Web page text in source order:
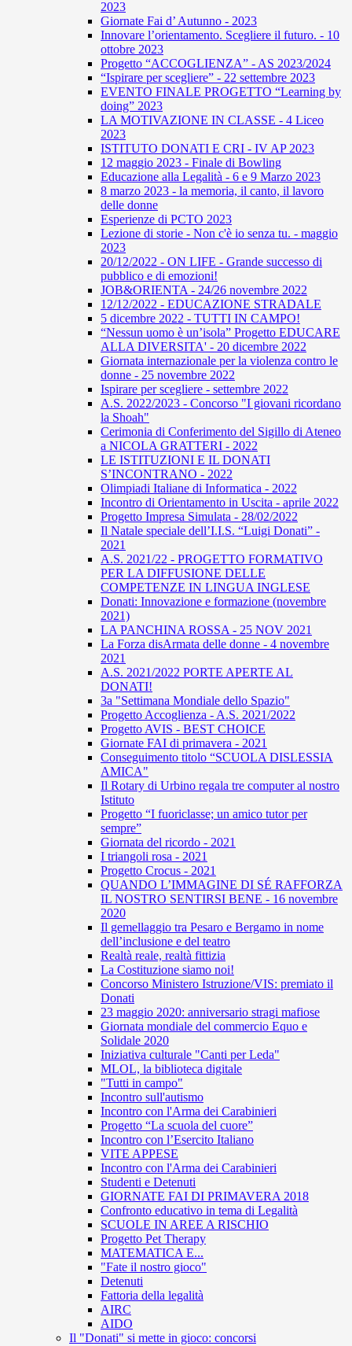
2023
Giornate Fai d’ Autunno - 2023
Innovare l’orientamento. Scegliere il futuro. - 10
ottobre 2023
Progetto “ACCOGLIENZA” - AS 2023/2024
“Ispirare per scegliere” - 22 settembre 2023
EVENTO FINALE PROGETTO “Learning by
doing” 2023
LA MOTIVAZIONE IN CLASSE - 4 Liceo
2023
ISTITUTO DONATI E CRI - IV AP 2023
12 maggio 2023 - Finale di Bowling
Educazione alla Legalità - 6 e 9 Marzo 2023
8 marzo 2023 - la memoria, il canto, il lavoro
delle donne
Esperienze di PCTO 2023
Lezione di storie - Non c'è io senza tu. - maggio
2023
20/12/2022 - ON LIFE - Grande successo di
pubblico e di emozioni!
JOB&ORIENTA - 24/26 novembre 2022
12/12/2022 - EDUCAZIONE STRADALE
5 dicembre 2022 - TUTTI IN CAMPO!
“Nessun uomo è un’isola” Progetto EDUCARE
ALLA DIVERSITA' - 20 dicembre 2022
Giornata internazionale per la violenza contro le
donne - 25 novembre 2022
Ispirare per scegliere - settembre 2022
A.S. 2022/2023 - Concorso "I giovani ricordano
la Shoah"
Cerimonia di Conferimento del Sigillo di Ateneo
a NICOLA GRATTERI - 2022
LE ISTITUZIONI E IL DONATI
S’INCONTRANO - 2022
Olimpiadi Italiane di Informatica - 2022
Incontro di Orientamento in Uscita - aprile 2022
Progetto Impresa Simulata - 28/02/2022
Il Natale speciale dell’I.I.S. “Luigi Donati” -
2021
A.S. 2021/22 - PROGETTO FORMATIVO
PER LA DIFFUSIONE DELLE
COMPETENZE IN LINGUA INGLESE
Donati: Innovazione e formazione (novembre
2021)
LA PANCHINA ROSSA - 25 NOV 2021
La Forza disArmata delle donne - 4 novembre
2021
A.S. 2021/2022 PORTE APERTE AL
DONATI!
3a "Settimana Mondiale dello Spazio"
Progetto Accoglienza - A.S. 2021/2022
Progetto AVIS - BEST CHOICE
Giornate FAI di primavera - 2021
Conseguimento titolo “SCUOLA DISLESSIA
AMICA"
Il Rotary di Urbino regala tre computer al nostro
Istituto
Progetto “I fuoriclasse; un amico tutor per
sempre”
Giornata del ricordo - 2021
I triangoli rosa - 2021
Progetto Crocus - 2021
QUANDO L’IMMAGINE DI SÉ RAFFORZA
IL NOSTRO SENTIRSI BENE - 16 novembre
2020
Il gemellaggio tra Pesaro e Bergamo in nome
dell’inclusione e del teatro
Realtà reale, realtà fittizia
La Costituzione siamo noi!
Concorso Ministero Istruzione/VIS: premiato il
Donati
23 maggio 2020: anniversario stragi mafiose
Giornata mondiale del commercio Equo e
Solidale 2020
Iniziativa culturale "Canti per Leda"
MLOL, la biblioteca digitale
"Tutti in campo"
Incontro sull'autismo
Incontro con l'Arma dei Carabinieri
Progetto “La scuola del cuore”
Incontro con l’Esercito Italiano
VITE APPESE
Incontro con l'Arma dei Carabinieri
Studenti e Detenuti
GIORNATE FAI DI PRIMAVERA 2018
Confronto educativo in tema di Legalità
SCUOLE IN AREE A RISCHIO
Progetto Pet Therapy
MATEMATICA E...
"Fate il nostro gioco"
Detenuti
Fattoria della legalità
AIRC
AIDO
Il "Donati" si mette in gioco: concorsi